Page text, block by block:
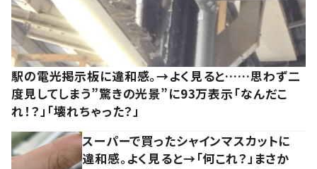
駅の電光掲示板に違和感。→よく見ると……思わず二
度見してしまう”驚きの光景”に93万表示「なんだこ
れ！？」「壊れちゃった？」
スーパーで買ったシャインマスカットに
違和感。よく見ると→「何これ？」まさか